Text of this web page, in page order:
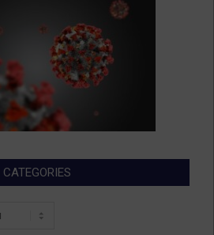
CATEGORIES